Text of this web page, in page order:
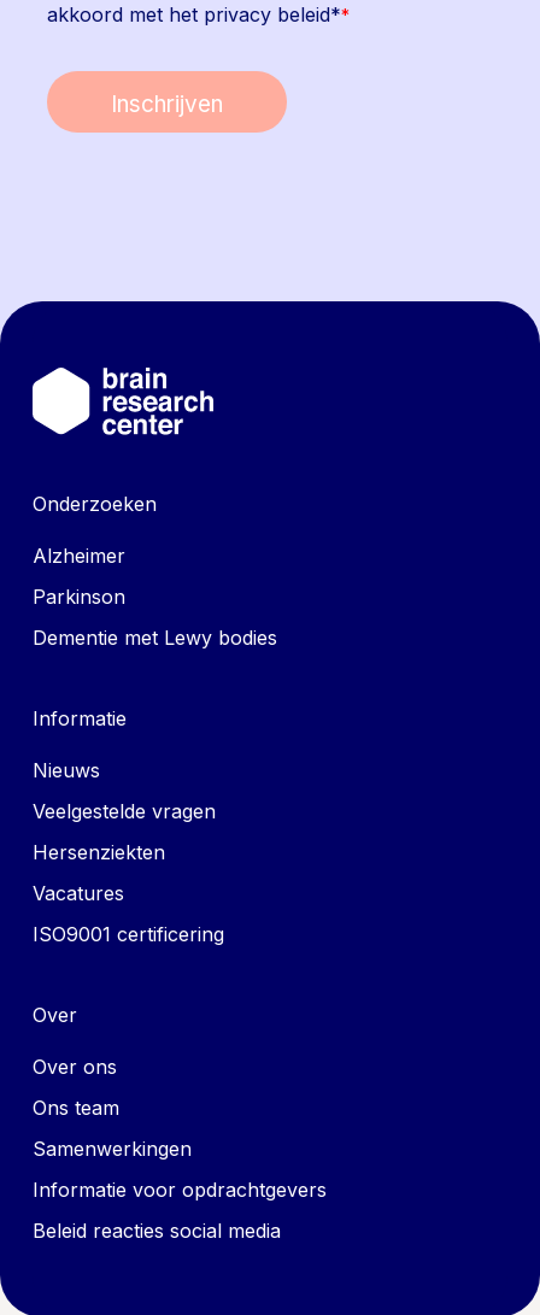
akkoord met het privacy beleid**
Inschrijven
Onderzoeken
Alzheimer
Parkinson
Dementie met Lewy bodies
Informatie
Nieuws
Veelgestelde vragen
Hersenziekten
Vacatures
ISO9001 certificering
Over
Over ons
Ons team
Samenwerkingen
Informatie voor opdrachtgevers
Beleid reacties social media